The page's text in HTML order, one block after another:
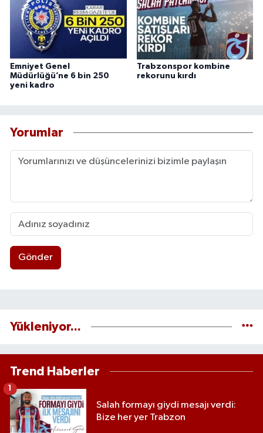
Emniyet Genel
Müdürlüğü’ne 6 bin 250
yeni kadro
Trabzonspor kombine
rekorunu kırdı
Yorumlar
Gönder
Yükleniyor...
Trend Haberler
Salah formayı giydi mesajı verdi:
Bize her yer Trabzon
1